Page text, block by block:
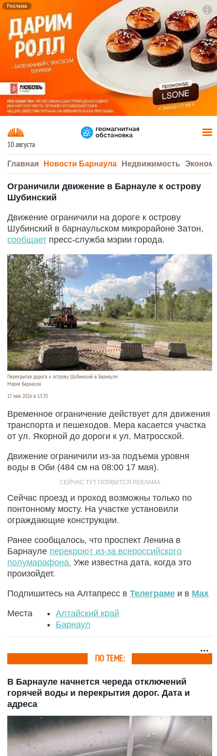
Реклама
10 августа
Главная Новости Барнаула Недвижимость
Ограничили движение в Барнауле к острову
Шубинский
Движение ограничили на дороге к острову
Шубинский в барнаульском микрорайоне Затон,
сообщает пресс-служба мэрии города.
Перекрытая дорога к острову Шубинский в Барнауле.
Мэрия Барнаула
17 мая 2026 в 13:35
Временное ограничение действует для движения
транспорта и пешеходов. Мера касается участка
от ул. Якорной до дороги к ул. Матросской.
Движение ограничили из-за подъема уровня
воды в Оби (484 см на 08:00 17 мая).
Сейчас проезд и проход возможны только по
понтонному мосту. На участке установили
ограждающие конструкции.
Ранее сообщалось, что проспект Ленина в
Барнауле перекроют из-за всероссийского
полумарафона. Уже известна дата, когда это
произойдет.
Подпишитесь на Алтапресс в Телеграме и в Max
Места
Алтайский край
Барнаул
ПО ТЕМЕ:
В Барнауле начнется череда отключений
горячей воды и перекрытия дорог. Дата и
адреса